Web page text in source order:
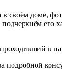
своём доме,
его
в
подробной